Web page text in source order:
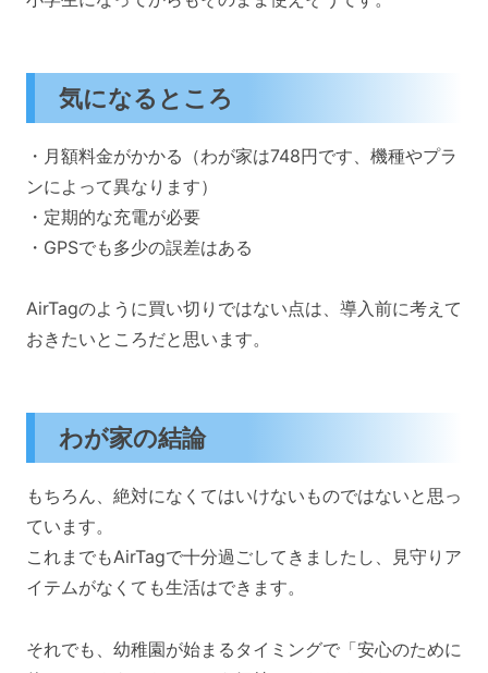
気になるところ
・月額料金がかかる（わが家は748円です、機種やプラ
ンによって異なります）
・定期的な充電が必要
・GPSでも多少の誤差はある
AirTagのように買い切りではない点は、導入前に考えて
おきたいところだと思います。
わが家の結論
もちろん、絶対になくてはいけないものではないと思っ
ています。
これまでもAirTagで十分過ごしてきましたし、見守りア
イテムがなくても生活はできます。
それでも、幼稚園が始まるタイミングで「安心のために